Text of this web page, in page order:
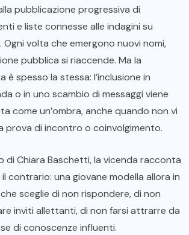
pubblicazione progressiva di
e liste connesse alle indagini su
Ogni volta che emergono nuovi nomi,
pubblica si riaccende. Ma la
è spesso la stessa: l’inclusione in
o in uno scambio di messaggi viene
come un’ombra, anche quando non vi
prova di incontro o coinvolgimento.
di Chiara Baschetti, la vicenda racconta
il contrario: una giovane modella allora in
sceglie di non rispondere, di non
inviti allettanti, di non farsi attrarre da
di conoscenze influenti.